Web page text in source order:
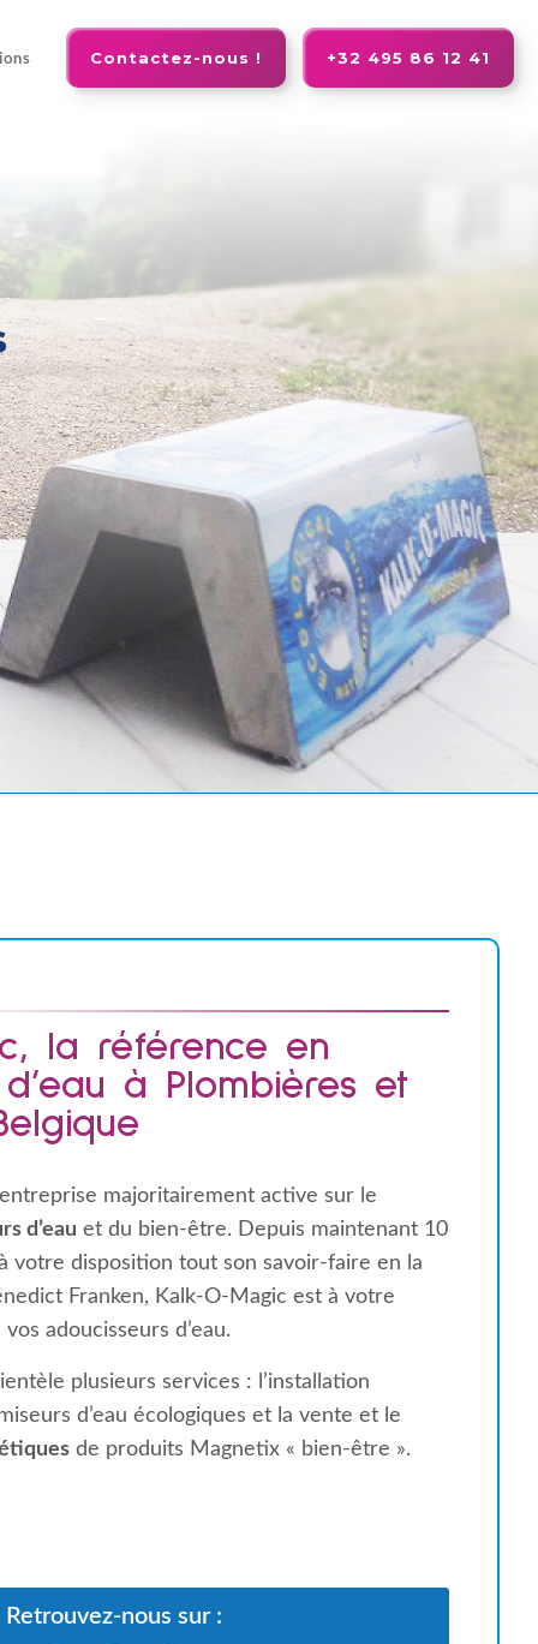
Contactez-nous ! +32 495 86 12 41
la référence en
à Plombières et
majoritairement active sur le
d’eau et du bien-être. Depuis maintenant 10
votre disposition tout son savoir-faire en la
Franken, Kalk-O-Magic est à votre
adoucisseurs d’eau.
plusieurs services : l’installation
d’eau écologiques et la vente et le
de produits Magnetix « bien-être ».
Retrouvez-nous sur :